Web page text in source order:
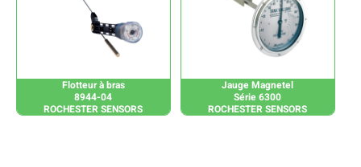
Flotteur à bras
8944-04
ROCHESTER SENSORS
Jauge Magnetel
Série 6300
ROCHESTER SENSORS